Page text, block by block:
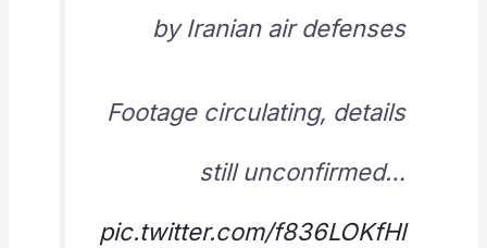
by Iranian air defenses
Footage circulating, details
still unconfirmed…
pic.twitter.com/f836LOKfHl